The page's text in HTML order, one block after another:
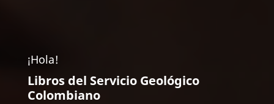
¡Hola!
Libros del Servicio Geológico
Colombiano